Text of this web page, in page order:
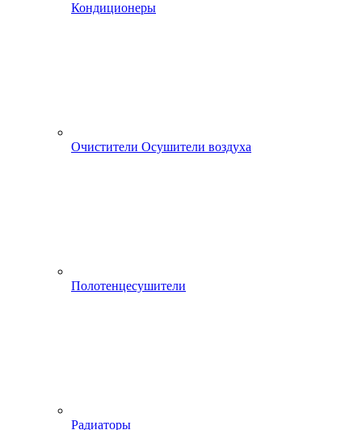
Кондиционеры
Очистители Осушители воздуха
Полотенцесушители
Радиаторы